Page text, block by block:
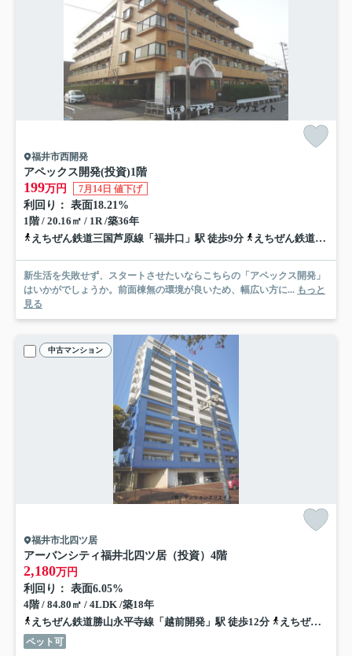
福井市西開発
アペックス開発(投資)1階
199万円 7月14日 値下げ
利回り： 表面18.21%
1階 / 20.16㎡ / 1R /築36年
えちぜん鉄道三国芦原線「福井口」駅 徒歩9分
えちぜん鉄道三国芦原線「まつもと町屋」駅 徒歩10分
新生活を失敗せず、スタートさせたいならこちらの「アペックス開発」
はいかがでしょうか。前面棟無の環境が良いため、幅広い方に... もっと
見る
中古マンション
福井市北四ツ居
アーバンシティ福井北四ツ居（投資） 4階
2,180万円
利回り： 表面6.05%
4階 / 84.80㎡ / 4LDK /築18年
えちぜん鉄道勝山永平寺線「越前開発」駅 徒歩12分
えちぜん鉄道三国芦原線「福井口」駅 徒歩16分
ペット可